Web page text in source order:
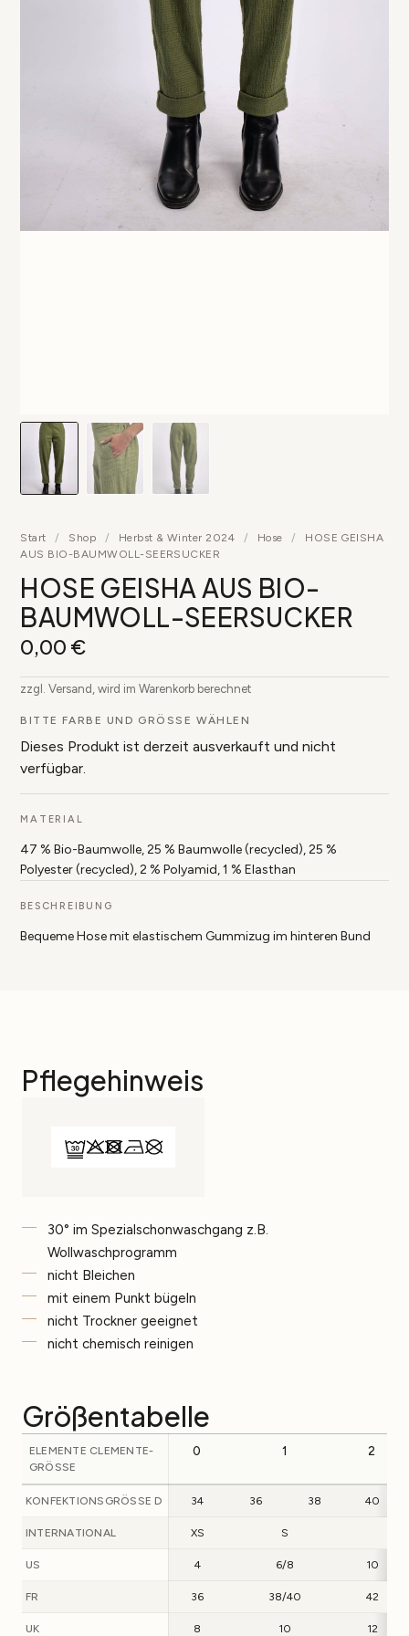
Start / Shop / Herbst & Winter 2024 / Hose /
HOSE GEISHA
AUS BIO-BAUMWOLL-SEERSUCKER
HOSE GEISHA AUS BIO-
BAUMWOLL-SEERSUCKER
0,00 €
zzgl. Versand, wird im Warenkorb berechnet
BITTE FARBE UND GRÖSSE WÄHLEN
Dieses Produkt ist derzeit ausverkauft und nicht
verfügbar.
MATERIAL
47 % Bio-Baumwolle, 25 % Baumwolle (recycled), 25 %
Polyester (recycled), 2 % Polyamid, 1 % Elasthan
BESCHREIBUNG
Bequeme Hose mit elastischem Gummizug im hinteren Bund
Pflegehinweis
30° im Spezialschonwaschgang z.B.
Wollwaschprogramm
nicht Bleichen
mit einem Punkt bügeln
nicht Trockner geeignet
nicht chemisch reinigen
Größentabelle
ELEMENTE CLEMENTE-
GRÖSSE
0 1 2
KONFEKTIONSGRÖSSE D 34 36 38 40
INTERNATIONAL XS S
US 4 6/8 10
FR 36 38/40 42
UK 8 10 12